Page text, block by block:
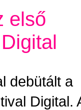
első
debütált a
Digital.